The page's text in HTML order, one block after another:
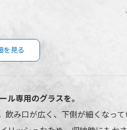
見る
ル専用のグラスを。
飲み口が広く、下側が細くなっ